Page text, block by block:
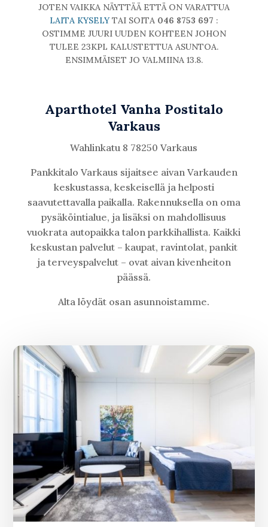
JOTEN VAIKKA NÄYTTÄÄ ETTÄ ON VARATTUA
LAITA KYSELYTAI SOITA 046 8753 697 :
OSTIMME JUURI UUDEN KOHTEEN JOHON
TULEE 23KPL KALUSTETTUA ASUNTOA.
ENSIMMÄISET JO VALMIINA 13.8.
Aparthotel Vanha Postitalo
Varkaus
Wahlinkatu 8 78250 Varkaus
Pankkitalo Varkaus sijaitsee aivan Varkauden
keskustassa, keskeisellä ja helposti
saavutettavalla paikalla. Rakennuksella on oma
pysäköintialue, ja lisäksi on mahdollisuus
vuokrata autopaikka talon parkkihallista. Kaikki
keskustan palvelut – kaupat, ravintolat, pankit
ja terveyspalvelut – ovat aivan kivenheiton
päässä.
Alta löydät osan asunnoistamme.